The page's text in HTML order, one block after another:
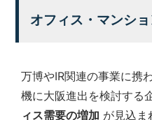
オフィス・マンシ
万博やIR関連の事業に携
機に大阪進出を検討する
ィス需要の増加 が見込ま